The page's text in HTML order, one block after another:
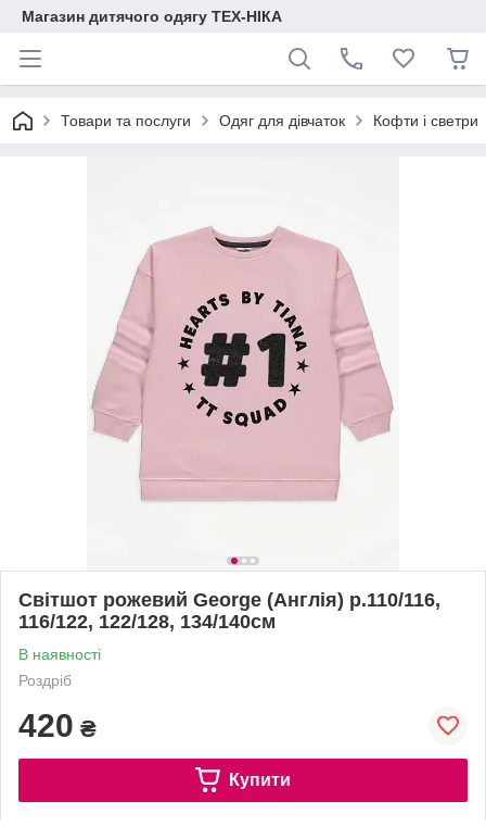
Магазин дитячого одягу ТЕХ-НІКА
Товари та послуги Одяг для дівчаток Кофти і светри
Світшот рожевий George (Англія) р.110/116,
116/122, 122/128, 134/140см
В наявності
Роздріб
420 ₴
Купити